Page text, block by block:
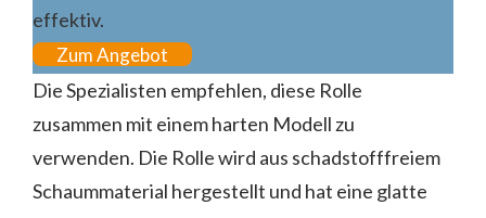
effektiv.
Zum Angebot
Die Spezialisten empfehlen, diese Rolle
zusammen mit einem harten Modell zu
verwenden. Die Rolle wird aus schadstofffreiem
Schaummaterial hergestellt und hat eine glatte